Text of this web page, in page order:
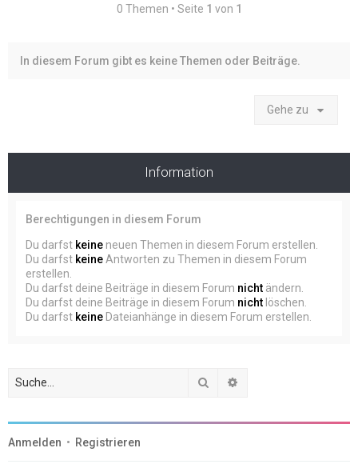
0 Themen • Seite 1 von 1
In diesem Forum gibt es keine Themen oder Beiträge.
Gehe zu
Information
Berechtigungen in diesem Forum
Du darfst keine neuen Themen in diesem Forum erstellen.
Du darfst keine Antworten zu Themen in diesem Forum
erstellen.
Du darfst deine Beiträge in diesem Forum nicht ändern.
Du darfst deine Beiträge in diesem Forum nicht löschen.
Du darfst keine Dateianhänge in diesem Forum erstellen.
Suche
Anmelden • Registrieren